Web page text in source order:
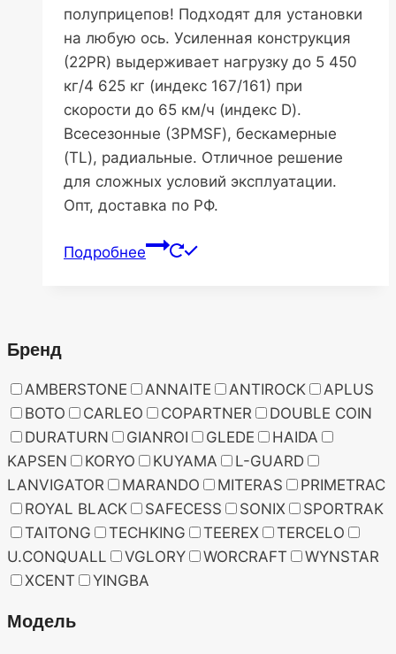
полуприцепов! Подходят для установки
на любую ось. Усиленная конструкция
(22PR) выдерживает нагрузку до 5 450
кг/4 625 кг (индекс 167/161) при
скорости до 65 км/ч (индекс D).
Всесезонные (3PMSF), бескамерные
(TL), радиальные. Отличное решение
для сложных условий эксплуатации.
Опт, доставка по РФ.
Подробнее
Бренд
AMBERSTONE ANNAITE ANTIROCK
APLUS
BOTO
CARLEO COPARTNER
DOUBLE COIN
DURATURN
GIANROI GLEDE
HAIDA
KAPSEN
KORYO KUYAMA
L-GUARD
LANVIGATOR
MARANDO MITERAS
PRIMETRAC
ROYAL BLACK
SAFECESS SONIX
SPORTRAK
TAITONG
TECHKING TEEREX
TERCELO
U.CONQUALL
VGLORY WORCRAFT
WYNSTAR
XCENT
YINGBA
Модель